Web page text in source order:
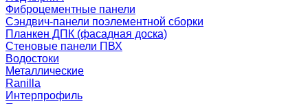
Фиброцементные панели
Сэндвич-панели поэлементной сборки
Планкен ДПК (фасадная доска)
Стеновые панели ПВХ
Водостоки
Металлические
Ranilla
Интерпрофиль